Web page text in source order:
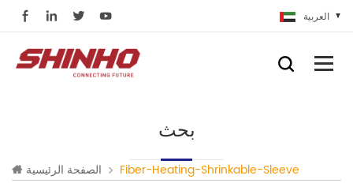
العربية
بحث
الصفحة الرئيسية Fiber-Heating-Shrinkable-Sleeve